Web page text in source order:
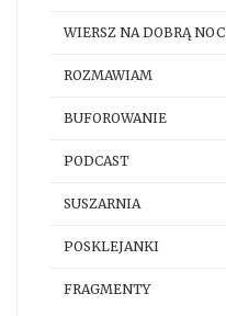
WIERSZ NA DOBRĄ NOC
ROZMAWIAM
BUFOROWANIE
PODCAST
SUSZARNIA
POSKLEJANKI
FRAGMENTY